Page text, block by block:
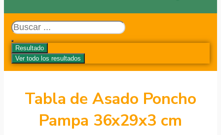
Search
...
Resultado
Ver todo los resultados
Tabla de Asado Poncho
Pampa 36x29x3 cm